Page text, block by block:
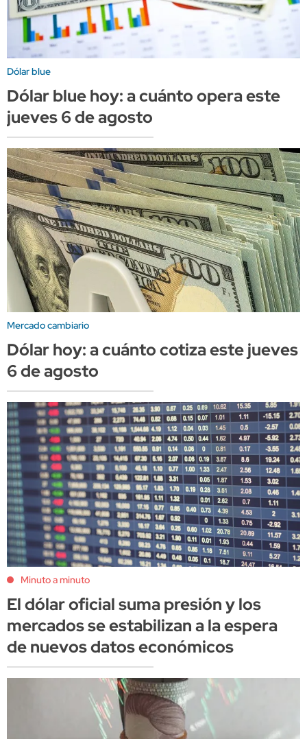
Dólar blue
Dólar blue hoy: a cuánto opera este
jueves 6 de agosto
Mercado cambiario
Dólar hoy: a cuánto cotiza este jueves
6 de agosto
Minuto a minuto
El dólar oficial suma presión y los
mercados se estabilizan a la espera
de nuevos datos económicos